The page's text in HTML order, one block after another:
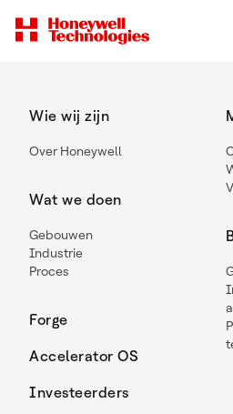
Wie wij zijn
Over Honeywell
Wat we doen
Gebouwen
Industrie
Proces
Forge
Accelerator OS
Investeerders